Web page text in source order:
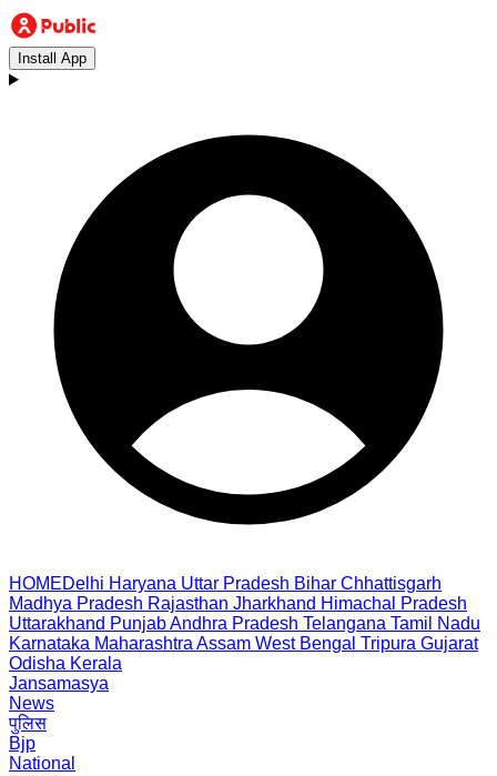
Install App
HOMEDelhi Haryana Uttar Pradesh Bihar Chhattisgarh
Madhya Pradesh Rajasthan Jharkhand Himachal Pradesh
Uttarakhand PunjabAndhra Pradesh Telangana Tamil Nadu
Karnataka Maharashtra Assam West Bengal Tripura Gujarat
Odisha Kerala
Jansamasya
News
पुलिस
Bjp
National